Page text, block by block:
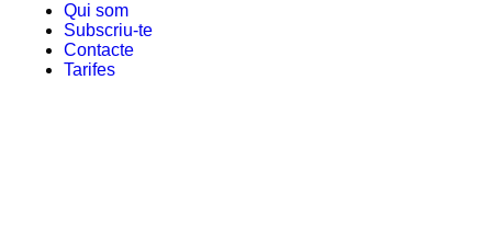
Qui som
Subscriu-te
Contacte
Tarifes